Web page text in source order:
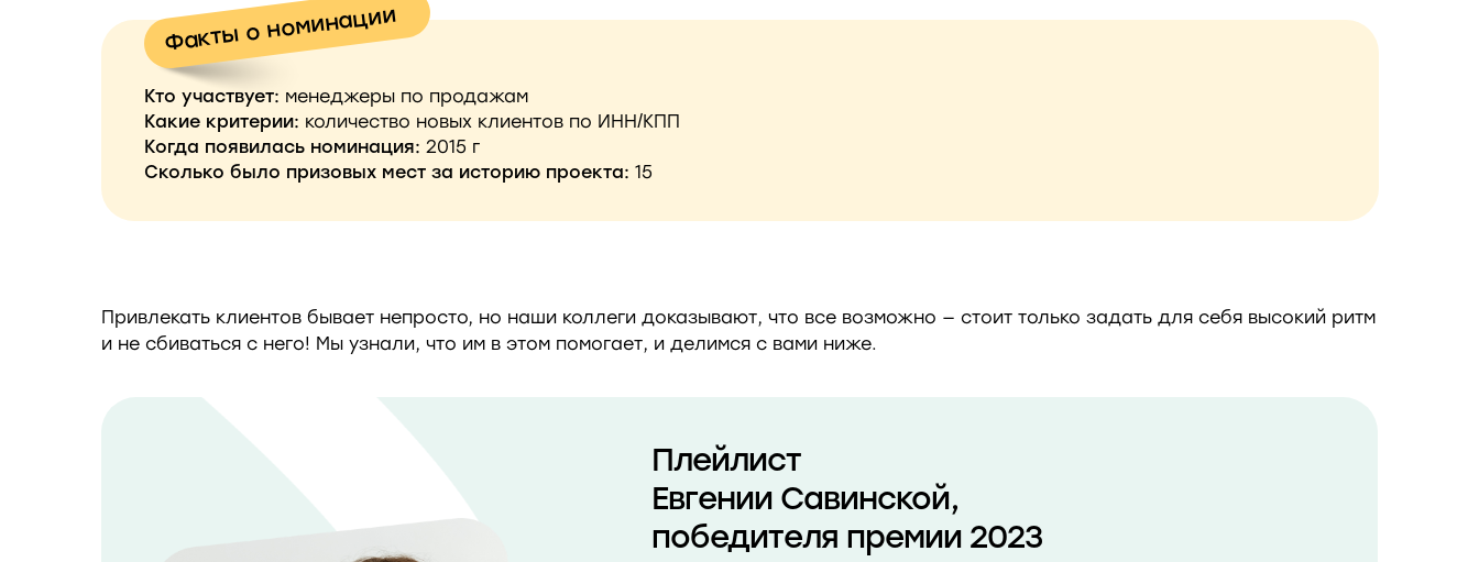
Кто участвует: менеджеры по продажам
Какие критерии: количество новых клиентов по ИНН/КПП
Когда появилась номинация: 2015 г
Сколько было призовых мест за историю проекта: 15
Факты о номинации
Привлекать клиентов бывает непросто, но наши коллеги доказывают, что все возможно — стоит только задать для себя высокий ритм
и не сбиваться с него! Мы узнали, что им в этом помогает, и делимся с вами ниже.
Плейлист
Евгении Савинской,
победителя премии 2023